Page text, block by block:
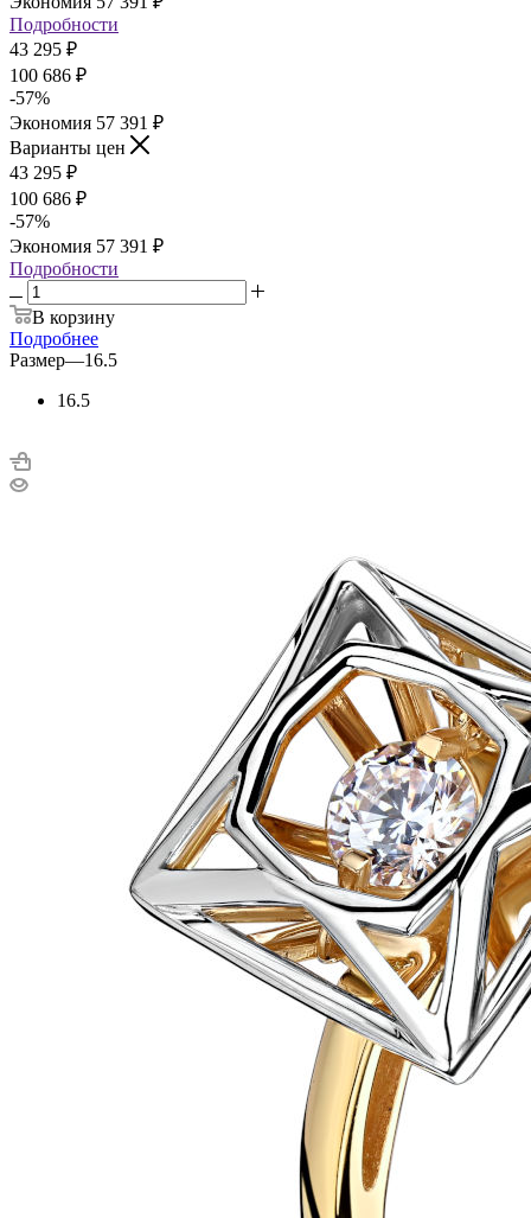
Подробности
43 295 ₽
100 686 ₽
-57%
Экономия 57 391 ₽
Варианты цен
43 295 ₽
100 686 ₽
-57%
Экономия 57 391 ₽
Подробности
В корзину
Подробнее
Размер—16.5
16.5